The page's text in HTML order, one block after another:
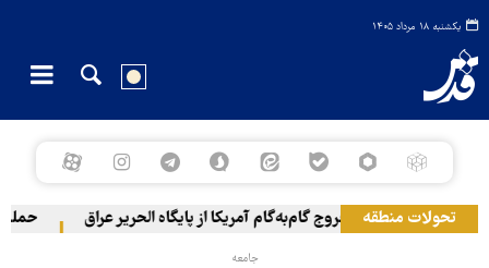
یکشنبه ۱۸ مرداد ۱۴۰۵
تحولات منطقهخروج گام‌به‌گام آمریکا از پایگاه الحریر عراق حمله
جامعه